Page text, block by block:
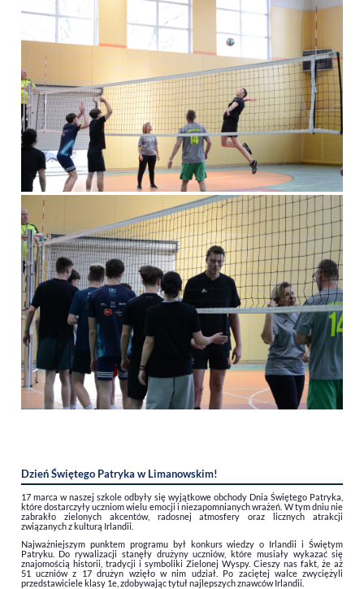
Dzień Świętego Patryka w Limanowskim!
17 marca w naszej szkole odbyły się wyjątkowe obchody Dnia Świętego Patryka,
które dostarczyły uczniom wielu emocji i niezapomnianych wrażeń. W tym dniu nie
zabrakło zielonych akcentów, radosnej atmosfery oraz licznych atrakcji
związanych z kulturą Irlandii.
Najważniejszym punktem programu był konkurs wiedzy o Irlandii i Świętym
Patryku. Do rywalizacji stanęły drużyny uczniów, które musiały wykazać się
znajomością historii, tradycji i symboliki Zielonej Wyspy. Cieszy nas fakt, że aż
51 uczniów z 17 drużyn wzięło w nim udział. Po zaciętej walce zwyciężyli
przedstawiciele klasy 1e, zdobywając tytuł najlepszych znawców Irlandii.